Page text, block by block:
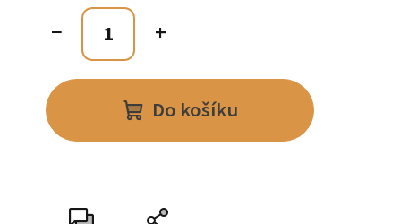
+
−
Do košíku